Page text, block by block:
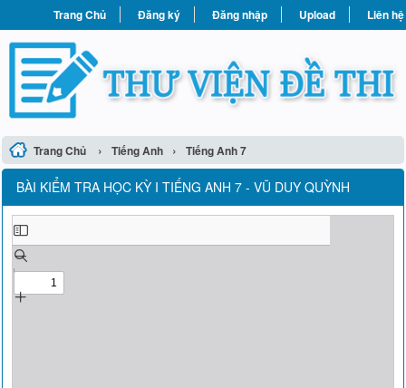
Trang Chủ Đăng ký Đăng nhập Upload Liên hệ
Trang Chủ › Tiếng Anh › Tiếng Anh 7
BÀI KIỂM TRA HỌC KỲ I TIẾNG ANH 7 - VŨ DUY QUỲNH